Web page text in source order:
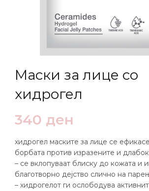
Маски за лице со
хидрогел
340 ден
хидрогел маските за лице се
борбата против изразените и
– се вклопуваат блиску до кожата и
благотворно дејство слично на
– хидрогелот ги ослободува